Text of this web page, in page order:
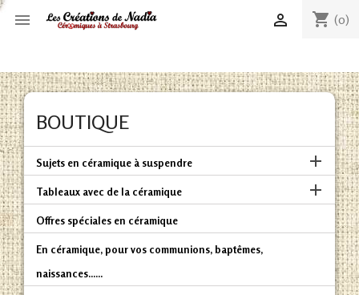
 shopping_cart (0)

BOUTIQUE
Sujets en céramique à suspendre 
Tableaux avec de la céramique 
Offres spéciales en céramique
En céramique, pour vos communions, baptêmes,
naissances......